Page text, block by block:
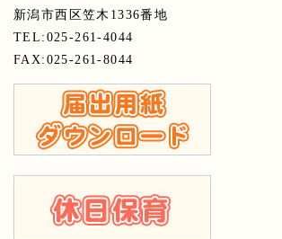
新潟市西区笠木1336番地
TEL:025-261-4044
FAX:025-261-8044